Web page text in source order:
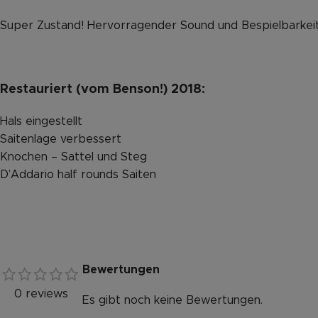
Super Zustand! Hervorragender Sound und
Restauriert (vom Benson!) 2018:
Hals eingestellt
Saitenlage verbessert
Knochen – Sattel und Steg
D’Addario half rounds Saiten
0 reviews
Bewertungen
Es gibt noch keine Bewertungen.